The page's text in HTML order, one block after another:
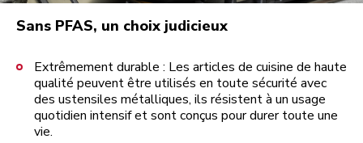
Sans PFAS, un choix judicieux
Extrêmement durable : Les articles de cuisine de haute
qualité peuvent être utilisés en toute sécurité avec
des ustensiles métalliques, ils résistent à un usage
quotidien intensif et sont conçus pour durer toute une
vie.